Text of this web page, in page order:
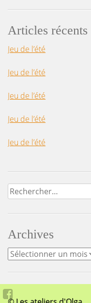
Articles récents
Jeu de l’été
Jeu de l’été
Jeu de l’été
Jeu de l’été
Jeu de l’été
Archives